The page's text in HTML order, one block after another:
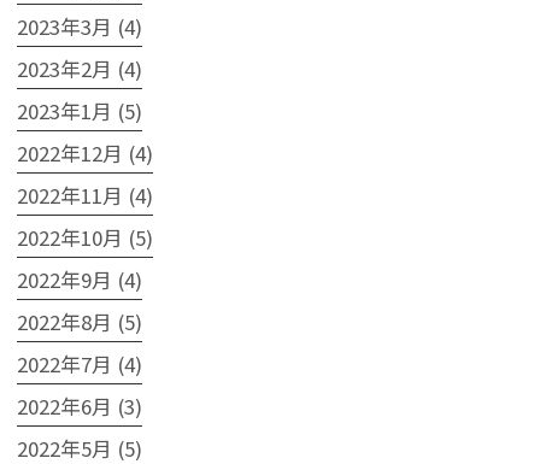
2023年3月 (4)
2023年2月 (4)
2023年1月 (5)
2022年12月 (4)
2022年11月 (4)
2022年10月 (5)
2022年9月 (4)
2022年8月 (5)
2022年7月 (4)
2022年6月 (3)
2022年5月 (5)